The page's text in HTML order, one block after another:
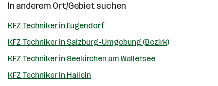
In anderem Ort/Gebiet suchen
KFZ Techniker in Eugendorf
KFZ Techniker in Salzburg-Umgebung (Bezirk)
KFZ Techniker in Seekirchen am Wallersee
KFZ Techniker in Hallein